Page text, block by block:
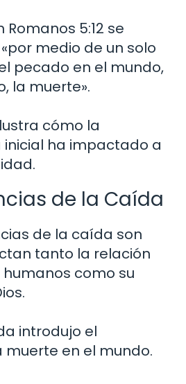
Romanos 5:12 se
medio de un solo
pecado en el mundo,
la muerte».
cómo la
ha impactado a
de la Caída
de la caída son
tanto la relación
como su
introdujo el
muerte en el mundo.